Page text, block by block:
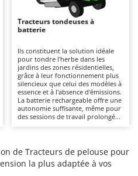
des olives et la taille
- Extirpateurs
Tracteurs tondeuses à
batterie
Ils constituent la solution idéale
pour tondre l'herbe dans les
jardins des zones résidentielles,
grâce à leur fonctionnement plus
silencieux que celui des modèles à
essence et à l'absence d'émissions.
La batterie rechargeable offre une
autonomie suffisante, même pour
des sessions de travail prolongées.
minimal, qui se limite à la recharge
des batteries après chaque
utilisation afin d'en préserver
de Tracteurs de pelouse pour
la plus adaptée à vos